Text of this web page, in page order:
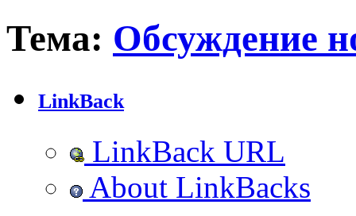
Тема: Обсуждение
LinkBack
LinkBack URL
About LinkBacks